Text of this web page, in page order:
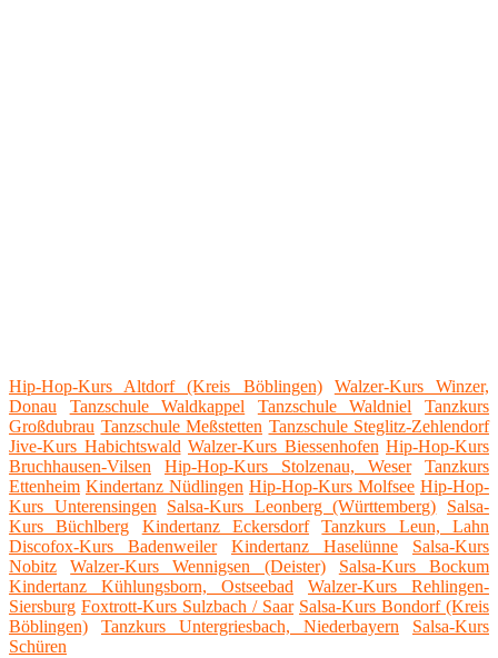
Hip-Hop-Kurs Altdorf (Kreis Böblingen)
Walzer-Kurs Winzer,
Donau
Tanzschule Waldkappel Tanzschule Waldniel
Tanzkurs
Großdubrau Tanzschule Meßstetten Tanzschule Steglitz-Zehlendorf
Jive-Kurs Habichtswald Walzer-Kurs Biessenhofen Hip-Hop-Kurs
Bruchhausen-Vilsen
Hip-Hop-Kurs Stolzenau, Weser
Tanzkurs
Ettenheim Kindertanz Nüdlingen Hip-Hop-Kurs Molfsee Hip-Hop-
Kurs Unterensingen
Salsa-Kurs Leonberg (Württemberg)
Salsa-
Kurs Büchlberg
Kindertanz Eckersdorf
Tanzkurs Leun, Lahn
Discofox-Kurs Badenweiler
Kindertanz Haselünne
Salsa-Kurs
Nobitz
Walzer-Kurs Wennigsen (Deister)
Salsa-Kurs Bockum
Kindertanz Kühlungsborn, Ostseebad
Walzer-Kurs Rehlingen-
Siersburg Foxtrott-Kurs Sulzbach / Saar Salsa-Kurs Bondorf (Kreis
Böblingen)
Tanzkurs Untergriesbach, Niederbayern
Salsa-Kurs
Schüren